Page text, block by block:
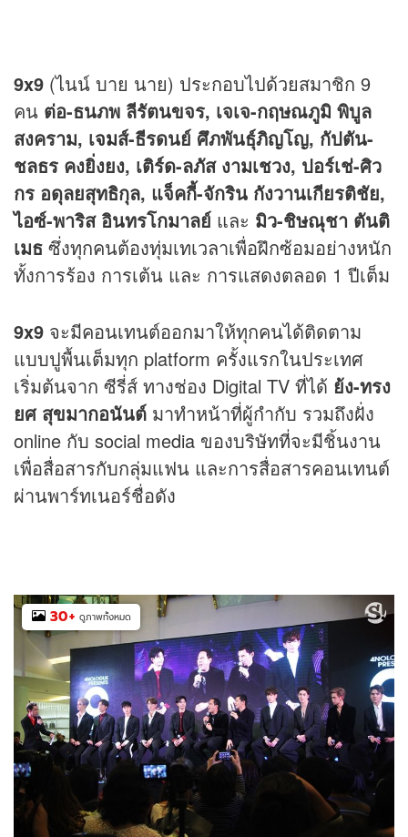
9x9 (ไนน์ บาย นาย) ประกอบไปด้วยสมาชิก 9
คน ต่อ-ธนภพ ลีรัตนขจร, เจเจ-กฤษณภูมิ พิบูล
สงคราม, เจมส์-ธีรดนย์ ศึภพันธุ์ภิญโญ, กัปตัน-
ชลธร คงยิ่งยง, เติร์ด-ลภัส งามเชวง, ปอร์เช่-ศิว
กร อดุลยสุทธิกุล, แจ็คกี้-จักริน กังวานเกียรติชัย,
ไอซ์-พาริส อินทรโกมาลย์ และ มิว-ชิษณุชา ตันติ
เมธ ซึ่งทุกคนต้องทุ่มเทเวลาเพื่อฝึกซ้อมอย่างหนัก
ทั้งการร้อง การเต้น และ การแสดงตลอด 1 ปีเต็ม
9x9 จะมีคอนเทนต์ออกมาให้ทุกคนได้ติดตาม
แบบปูพื้นเต็มทุก platform ครั้งแรกในประเทศ
เริ่มต้นจาก ซีรี่ส์ ทางช่อง Digital TV ที่ได้ ย้ง-ทรง
ยศ สุขมากอนันต์ มาทำหน้าที่ผู้กำกับ รวมถึงฝั่ง
online กับ social media ของบริษัทที่จะมีชิ้นงาน
เพื่อสื่อสารกับกลุ่มแฟน และการสื่อสารคอนเทนต์
ผ่านพาร์ทเนอร์ชื่อดัง
30+ ดูภาพทั้งหมด